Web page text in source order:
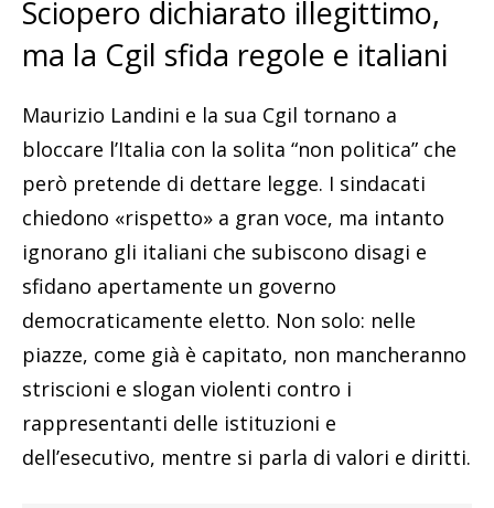
Sciopero dichiarato illegittimo,
ma la Cgil sfida regole e italiani
Maurizio Landini e la sua Cgil tornano a
bloccare l’Italia con la solita “non politica” che
però pretende di dettare legge. I sindacati
chiedono «rispetto» a gran voce, ma intanto
ignorano gli italiani che subiscono disagi e
sfidano apertamente un governo
democraticamente eletto. Non solo: nelle
piazze, come già è capitato, non mancheranno
striscioni e slogan violenti contro i
rappresentanti delle istituzioni e
dell’esecutivo, mentre si parla di valori e diritti.